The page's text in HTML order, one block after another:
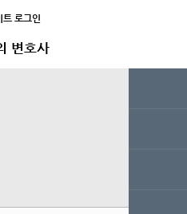
트 로그인
변호사